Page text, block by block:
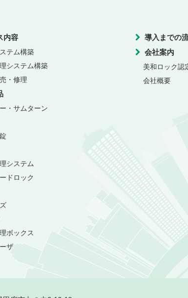
内容
テム構築
システム構築
・修理
・サムターン
システム
ドロック
ボックス
ザ
導入までの
会社案内
美和ロック認
会社概要